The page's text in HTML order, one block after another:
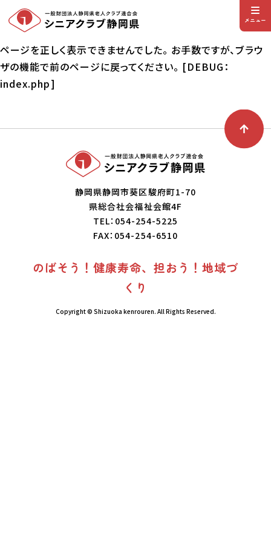
メニュー
ページを正しく表示できませんでした。 お手数ですが、ブラウ
ザの機能で前のページに戻ってください。 [DEBUG：
index.php]
静岡県静岡市葵区駿府町1-70
県総合社会福祉会館4F
TEL：054-254-5225
FAX：054-254-6510
のばそう！健康寿命、担おう！地域づ
くり
Copyright © Shizuoka kenrouren. All Rights Reserved.